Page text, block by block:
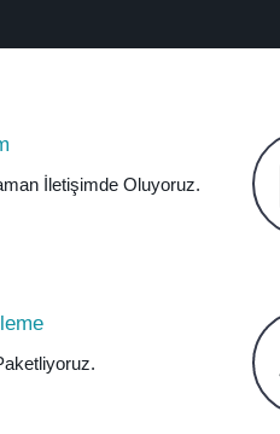
İletişimde Oluyoruz.